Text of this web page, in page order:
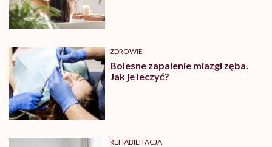
ZDROWIE
Bolesne zapalenie miazgi zęba.
Jak je leczyć?
REHABILITACJA